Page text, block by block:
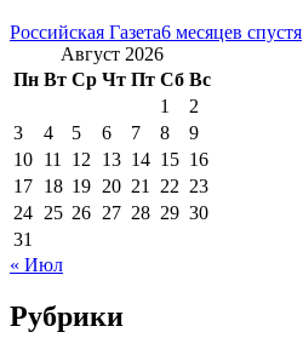
Российская Газета6 месяцев спустя
Август 2026
Пн Вт Ср Чт Пт Сб Вс
1
2
3
4 5 6 7 8
9
10 11 12 13 14 15 16
17 18 19 20 21 22 23
24 25 26 27 28 29 30
31
« Июл
Рубрики